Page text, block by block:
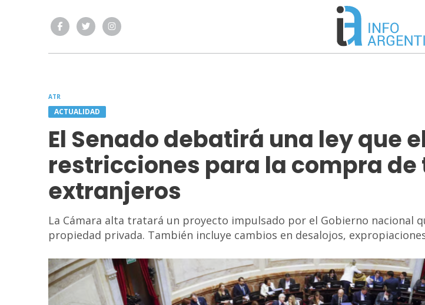
ATR
ACTUALIDAD
El Senado debatirá una ley que
restricciones para la compra de
extranjeros
La Cámara alta tratará un proyecto impulsado por el Gobierno nacional
propiedad privada. También incluye cambios en desalojos,